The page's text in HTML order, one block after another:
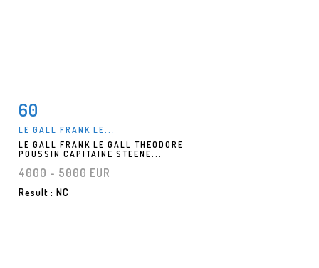
60
LE GALL FRANK LE...
LE GALL FRANK LE GALL THEODORE
POUSSIN CAPITAINE STEENE...
4000 - 5000 EUR
Result : NC